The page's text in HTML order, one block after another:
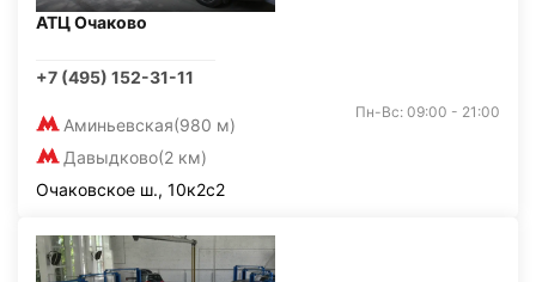
АТЦ Очаково
+7 (495) 152-31-11
Аминьевская(980 м)
Давыдково(2 км)
Пн-Вс: 09:00 - 21:00
Очаковское ш., 10к2с2